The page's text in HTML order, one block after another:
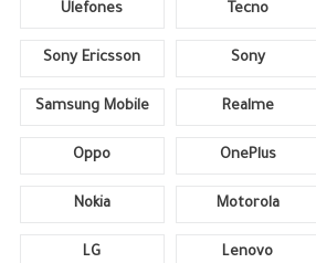
Ulefones Tecno
Sony Ericsson Sony
Samsung Mobile Realme
Oppo OnePlus
Nokia Motorola
LG Lenovo